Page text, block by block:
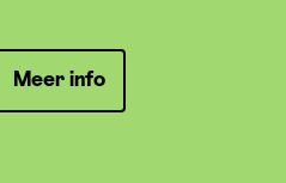
Meer info